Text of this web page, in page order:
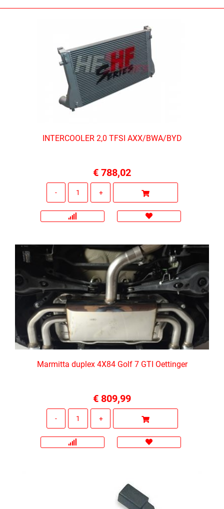
INTERCOOLER 2,0 TFSI AXX/BWA/BYD
€ 788,02
Marmitta duplex 4X84 Golf 7 GTI Oettinger
€ 809,99